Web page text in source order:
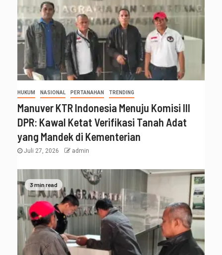
HUKUM NASIONAL PERTANAHAN TRENDING
Manuver KTR Indonesia Menuju Komisi III
DPR: Kawal Ketat Verifikasi Tanah Adat
yang Mandek di Kementerian
Juli 27, 2026 admin
3 min read